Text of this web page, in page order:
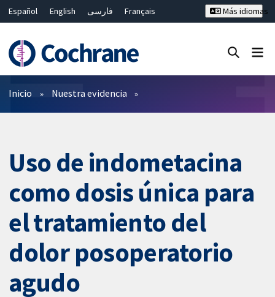
Español English فارسی
Français
Bahasa Malaysia
ไทย 繁體中文
Más idiomas
Filtros
Inicio Nuestra evidencia
Uso de indometacina
como dosis única para
el tratamiento del
dolor posoperatorio
agudo